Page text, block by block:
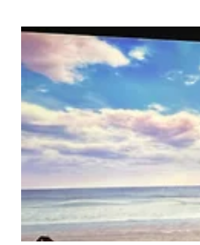
용 때문에 검사를 줄여야 하나 고민도 많
가 같은 검진을 45만원에 받을 수 있는
진까지 무사히 마쳤답니다.결과적으로
러웠어요.오늘은 제가 어떻게 종합검진
었는지 알려드릴게요.(제가 받은 병원을